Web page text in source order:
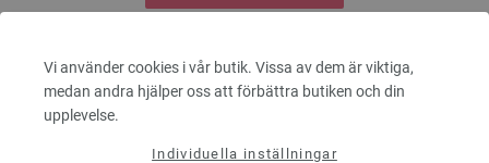
Vi använder cookies i vår butik. Vissa av dem är viktiga,
medan andra hjälper oss att förbättra butiken och din
upplevelse.
Individuella inställningar